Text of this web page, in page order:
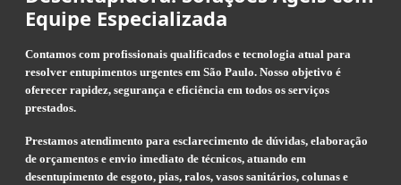
Equipe Especializada
Contamos com profissionais qualificados e tecnologia atual para
resolver entupimentos urgentes em São Paulo. Nosso objetivo é
oferecer rapidez, segurança e eficiência em todos os serviços
prestados.
Prestamos atendimento para esclarecimento de dúvidas, elaboração
de orçamentos e envio imediato de técnicos, atuando em
desentupimento de esgoto, pias, ralos, vasos sanitários, colunas e